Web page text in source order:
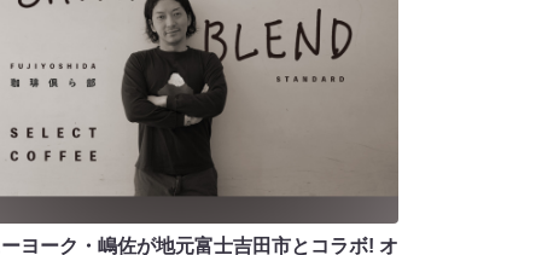
ヨーク・嶋佐が地元富士吉田市とコラボ! オ